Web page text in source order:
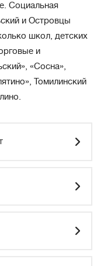
Социальная
и Островцы
школ, детских
и
«Сосна»,
Томилинский